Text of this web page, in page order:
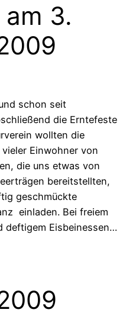
3.
schon seit
die Erntefeste
wollten die
Einwohner von
die uns etwas von
bereitstellten,
geschmückte
einladen. Bei freiem
deftigem Eisbeinessen…